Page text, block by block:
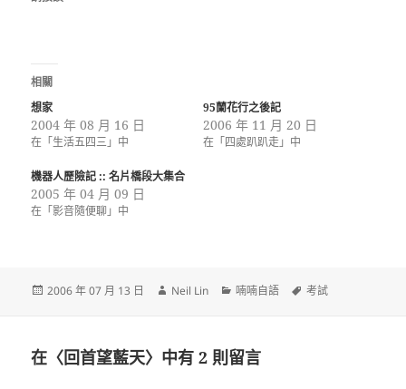
相關
想家
2004 年 08 月 16 日
在「生活五四三」中
95蘭花行之後記
2006 年 11 月 20 日
在「四處趴趴走」中
機器人歷險記 :: 名片橋段大集合
2005 年 04 月 09 日
在「影音隨便聊」中
發
2006 年 07 月 13 日
作
Neil Lin
分
喃喃自語
標
考試
在〈回首望藍天〉中有 2 則留言